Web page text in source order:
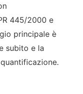
445/2000 e
principale è
subito e la